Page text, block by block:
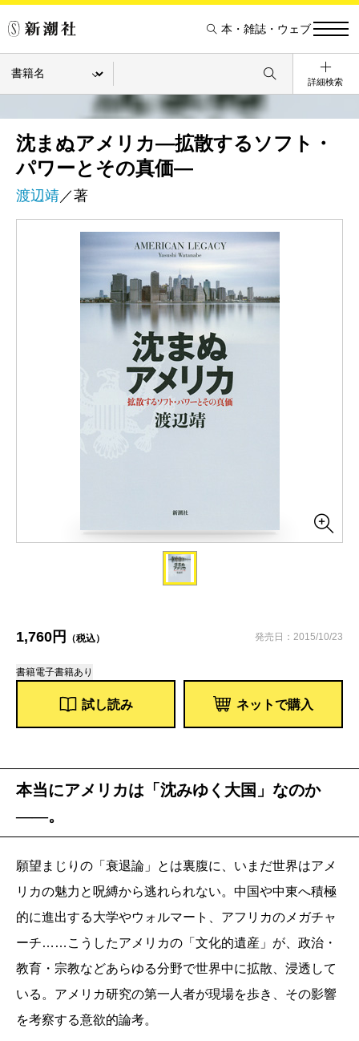
本・雑誌・ウェブ
詳細検索
沈まぬアメリカ―拡散するソフト・
パワーとその真価―
渡辺靖／著
1,760円 （税込） 発売日：2015/10/23
書籍電子書籍あり
試し読み ネットで購入
本当にアメリカは「沈みゆく大国」なのか
――。
願望まじりの「衰退論」とは裏腹に、いまだ世界はアメ
リカの魅力と呪縛から逃れられない。中国や中東へ積極
的に進出する大学やウォルマート、アフリカのメガチャ
ーチ……こうしたアメリカの「文化的遺産」が、政治・
教育・宗教などあらゆる分野で世界中に拡散、浸透して
いる。アメリカ研究の第一人者が現場を歩き、その影響
を考察する意欲的論考。